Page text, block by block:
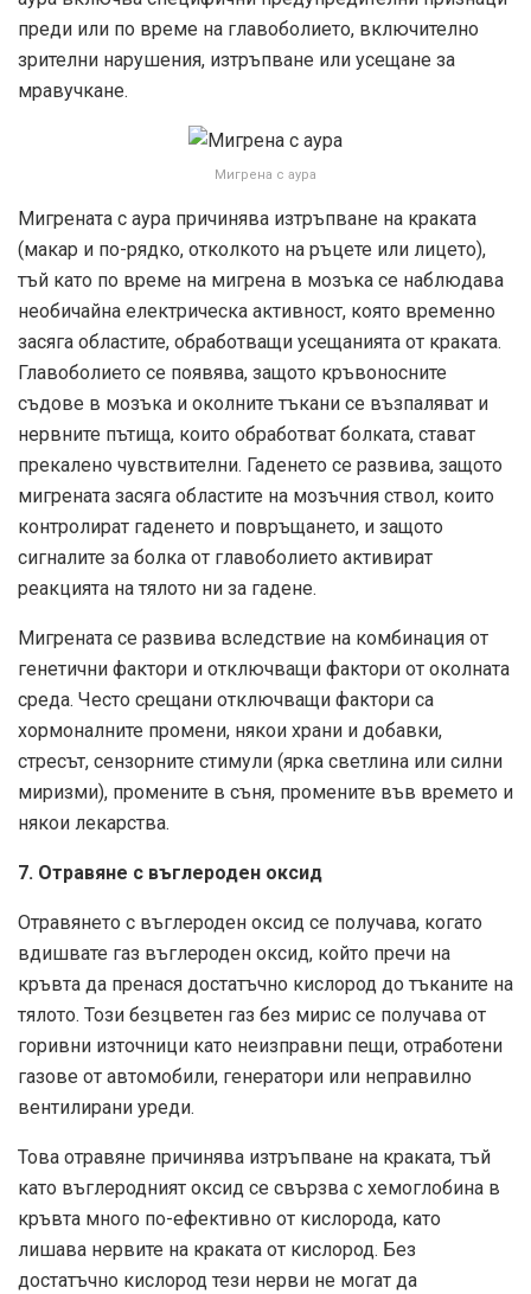
преди или по време на главоболието, включително
зрителни нарушения, изтръпване или усещане за
мравучкане.
Мигрена с аура
Мигрената с аура причинява изтръпване на краката
(макар и по-рядко, отколкото на ръцете или лицето),
тъй като по време на мигрена в мозъка се наблюдава
необичайна електрическа активност, която временно
засяга областите, обработващи усещанията от краката.
Главоболието се появява, защото кръвоносните
съдове в мозъка и околните тъкани се възпаляват и
нервните пътища, които обработват болката, стават
прекалено чувствителни. Гаденето се развива, защото
мигрената засяга областите на мозъчния ствол, които
контролират гаденето и повръщането, и защото
сигналите за болка от главоболието активират
реакцията на тялото ни за гадене.
Мигрената се развива вследствие на комбинация от
генетични фактори и отключващи фактори от околната
среда. Често срещани отключващи фактори са
хормоналните промени, някои храни и добавки,
стресът, сензорните стимули (ярка светлина или силни
миризми), промените в съня, промените във времето и
някои лекарства.
7. Отравяне с въглероден оксид
Отравянето с въглероден оксид се получава, когато
вдишвате газ въглероден оксид, който пречи на
кръвта да пренася достатъчно кислород до тъканите на
тялото. Този безцветен газ без мирис се получава от
горивни източници като неизправни пещи, отработени
газове от автомобили, генератори или неправилно
вентилирани уреди.
Това отравяне причинява изтръпване на краката, тъй
като въглеродният оксид се свързва с хемоглобина в
кръвта много по-ефективно от кислорода, като
лишава нервите на краката от кислород. Без
достатъчно кислород тези нерви не могат да